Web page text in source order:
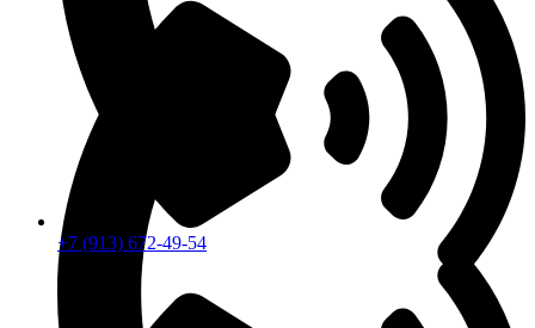
+7 (913) 672-49-54